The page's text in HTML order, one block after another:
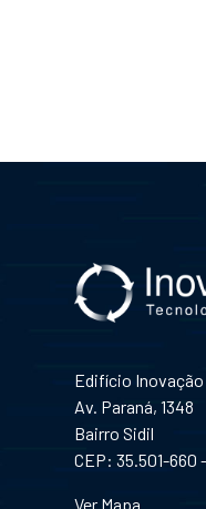
Edifício Inovação
Av. Paraná, 1348
Bairro Sidil
CEP: 35.501-660
Ver Mapa